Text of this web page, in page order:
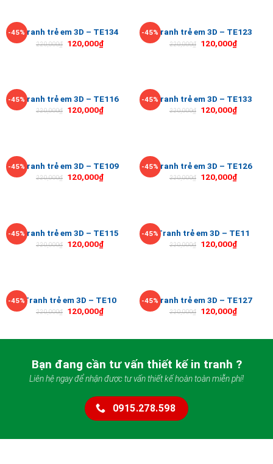
-45%Tranh trẻ em 3D – TE134
220,000₫ 120,000₫
-45%Tranh trẻ em 3D – TE123
220,000₫ 120,000₫
-45%Tranh trẻ em 3D – TE116
220,000₫ 120,000₫
-45%Tranh trẻ em 3D – TE133
220,000₫ 120,000₫
-45%Tranh trẻ em 3D – TE109
220,000₫ 120,000₫
-45%Tranh trẻ em 3D – TE126
220,000₫ 120,000₫
-45%Tranh trẻ em 3D – TE115
220,000₫ 120,000₫
-45%Tranh trẻ em 3D – TE11
220,000₫ 120,000₫
-45%Tranh trẻ em 3D – TE10
220,000₫ 120,000₫
-45%Tranh trẻ em 3D – TE127
220,000₫ 120,000₫
Bạn đang cần tư vấn thiết kế in tranh ?
Liên hệ ngay để nhận được tư vấn thiết kế hoàn toàn miễn phí!
0915.278.598